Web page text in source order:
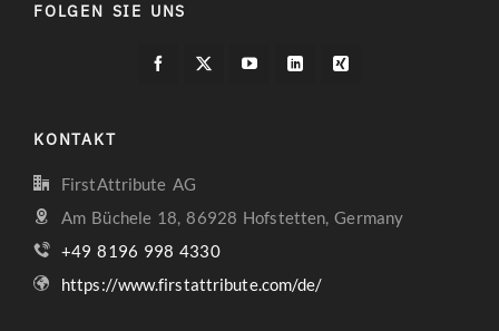
FOLGEN SIE UNS
KONTAKT
FirstAttribute AG
Am Büchele 18, 86928 Hofstetten, Germany
+49 8196 998 4330
https://www.firstattribute.com/de/